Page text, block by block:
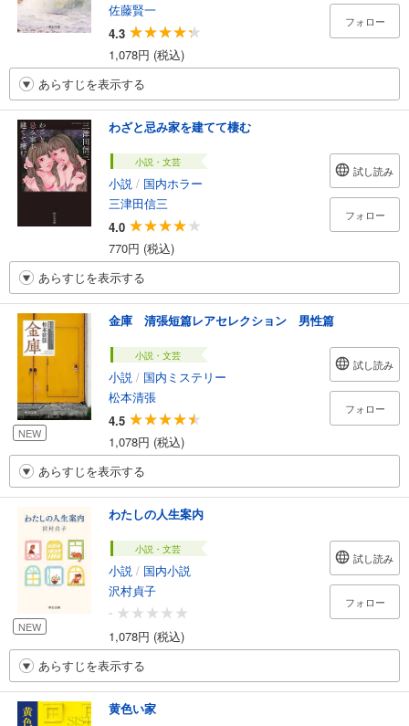
佐藤賢一
4.3
1,078円 (税込)
フォロー
あらすじを表示する
わざと忌み家を建てて棲む
小説・文芸
小説 / 国内ホラー
三津田信三
4.0
770円 (税込)
試し読み
フォロー
あらすじを表示する
NEW
金庫 清張短篇レアセレクション 男性篇
小説・文芸
小説 / 国内ミステリー
松本清張
4.5
1,078円 (税込)
試し読み
フォロー
あらすじを表示する
NEW
わたしの人生案内
小説・文芸
小説 / 国内小説
沢村貞子
-
1,078円 (税込)
試し読み
フォロー
あらすじを表示する
黄色い家